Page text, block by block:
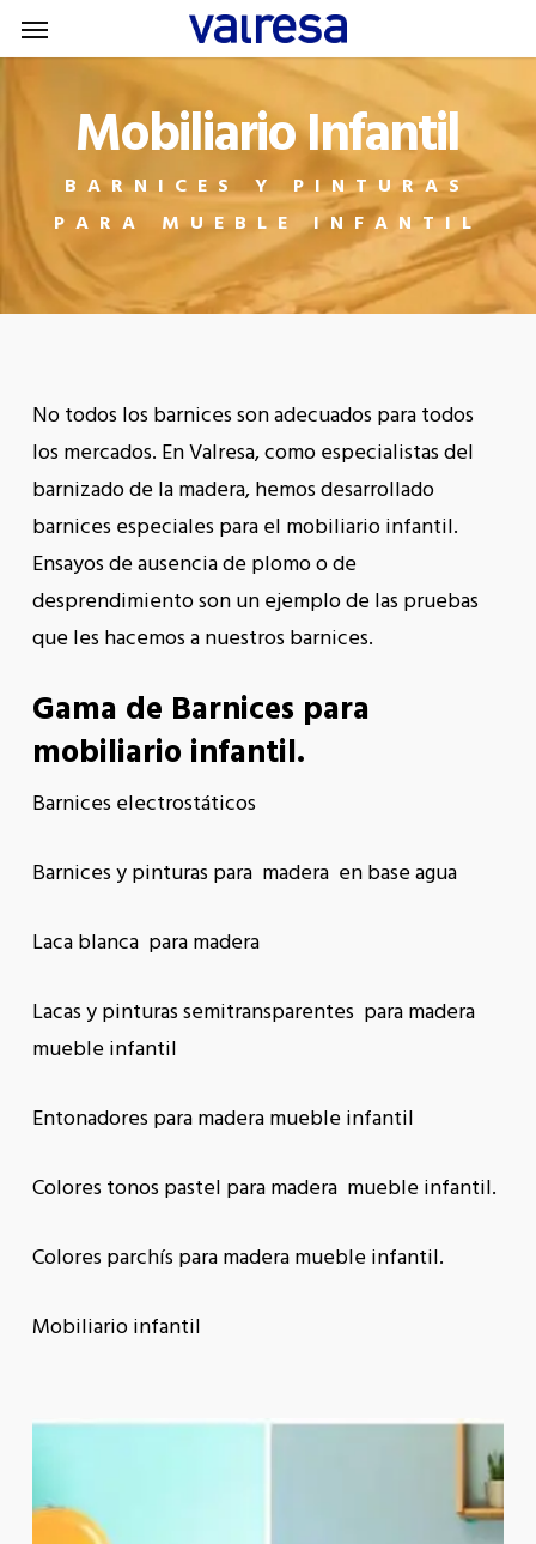
Skip
to
Menu
Mobiliario Infantil
BARNICES Y PINTURAS
PARA MUEBLE INFANTIL
No todos los barnices son adecuados para todos
los mercados. En Valresa, como especialistas del
barnizado de la madera, hemos desarrollado
barnices especiales para el mobiliario infantil.
Ensayos de ausencia de plomo o de
desprendimiento son un ejemplo de las pruebas
que les hacemos a nuestros barnices.
Gama de Barnices para
mobiliario infantil.
Barnices electrostáticos
Barnices y pinturas para madera en base agua
Laca blanca para madera
Lacas y pinturas semitransparentes para madera
mueble infantil
Entonadores para madera mueble infantil
Colores tonos pastel para madera mueble infantil.
Colores parchís para madera mueble infantil.
Mobiliario infantil
Menu